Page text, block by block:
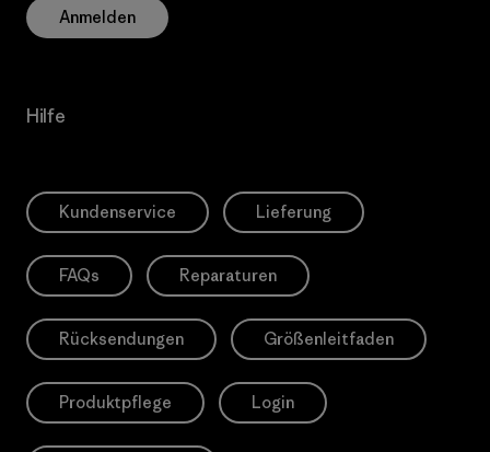
Anmelden
Hilfe
Kundenservice Lieferung
FAQs Reparaturen
Rücksendungen Größenleitfaden
Produktpflege Login